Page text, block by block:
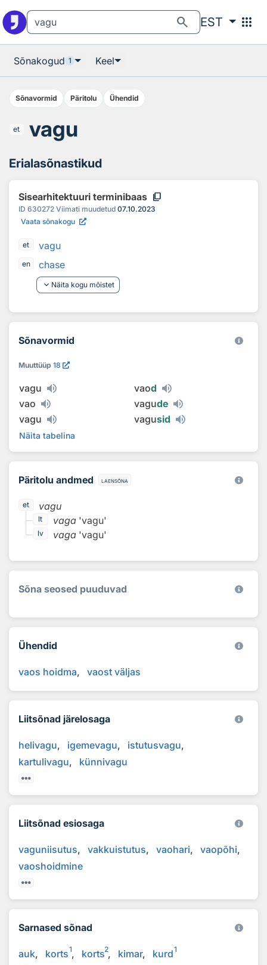
search EST apps
Sõnakogud 1 Keel
Sõnavormid Päritolu Ühendid
et vagu
Erialasõnastikud
Sisearhitektuuri terminibaas content_copy
ID 630272 Viimati muudetud 07.10.2023
Vaata sõnakogu
et vagu
en
chase
keyboard_arrow_down Näita kogu mõistet
Sõnavormid
Muuttüüp 18
vagu vaod
vao
vagude
vagu
vagusid
Näita tabelina
Päritolu andmed laensõna
et vagu
lt vaga 'vagu'
lv vaga 'vagu'
Sõna seosed puuduvad
Ühendid
vaos hoidma vaost väljas
Liitsõnad järelosaga
helivagu igemevagu
istutusvagu
kartulivagu
künnivagu
Liitsõnad esiosaga
vaguniisutus vakkuistutus vaohari
vaopõhi
vaoshoidmine
Sarnased sõnad
auk korts1 korts2 kimar kurd1